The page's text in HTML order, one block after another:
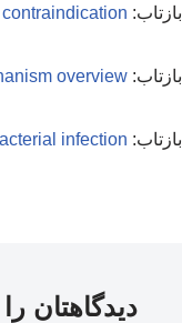
بازتاب:
بازتاب:overview
بازتاب: infection
دیدگاهتان